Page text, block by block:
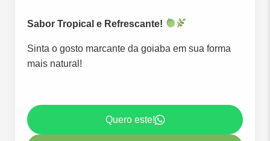
Sabor Tropical e Refrescante!
Sinta o gosto marcante da goiaba em sua forma
mais natural!
Quero este!